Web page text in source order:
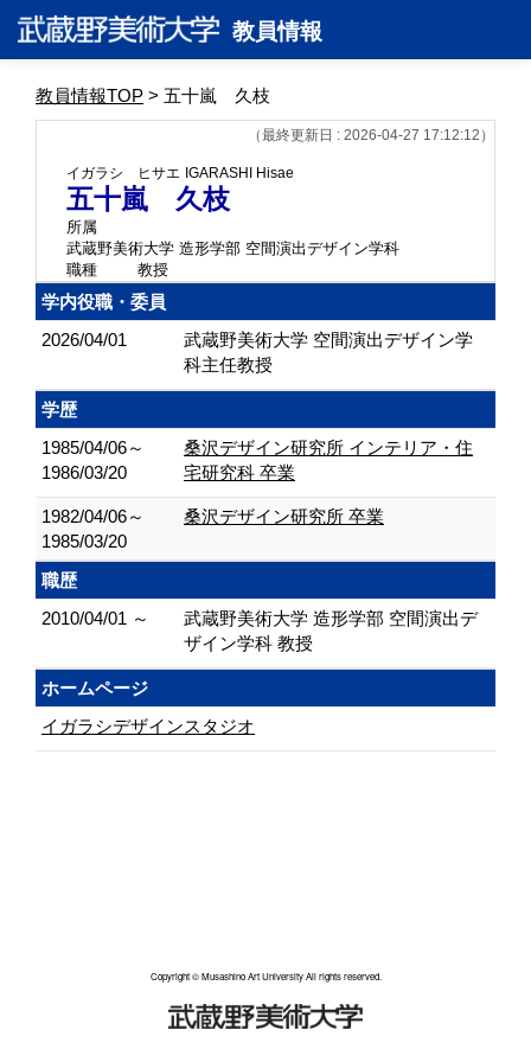
教員情報
教員情報TOP > 五十嵐 久枝
（最終更新日 : 2026-04-27 17:12:12）
イガラシ ヒサエ IGARASHI Hisae
五十嵐 久枝
所属
武蔵野美術大学 造形学部 空間演出デザイン学科
職種
教授
学内役職・委員
2026/04/01
武蔵野美術大学 空間演出デザイン学
科主任教授
学歴
1985/04/06～
1986/03/20
桑沢デザイン研究所 インテリア・住
宅研究科 卒業
1982/04/06～
1985/03/20
桑沢デザイン研究所 卒業
職歴
2010/04/01 ～
武蔵野美術大学 造形学部 空間演出デ
ザイン学科 教授
ホームページ
イガラシデザインスタジオ
Copyright © Musashino Art University All rights reserved.